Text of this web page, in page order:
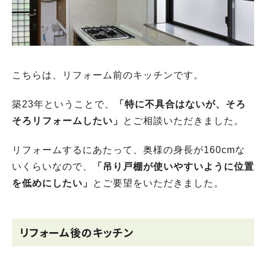
こちらは、リフォーム前のキッチンです。
築23年ということで、
「特に不具合はないが、そろ
そろリフォームしたい」
とご相談いただきました。
リフォームするにあたって、奥様の身長が160cmな
いくらいなので、
「吊り戸棚が使いやすいように位置
を低めにしたい」
とご要望をいただきました。
リフォーム後のキッチン